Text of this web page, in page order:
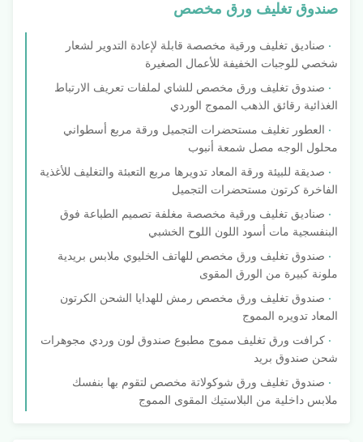
صندوق تغليف ورق مخصص
صناديق تغليف ورقية مخصصة قابلة لإعادة التدوير لشعار
شخصي للوجبات الخفيفة للأعمال الصغيرة
صندوق تغليف ورق مخصص للشاي لملفات تعريف الارتباط
الغذائية رقائق الذهب المموج الوردي
العطور تغليف مستحضرات التجميل ورقة مربع أسطواني
محلول الوجه مصل شمعة أنبوب
صديقة للبيئة ورقة المعاد تدويرها مربع التعبئة والتغليف للأغذية
الفاخرة كرتون مستحضرات التجميل
صناديق تغليف ورقية مخصصة مغلفة تصميم الطباعة فوق
البنفسجية مات أسود اللون اللوح الخشبي
صندوق تغليف ورق مخصص للهاتف الخليوي ملابس بريدية
ملونة كبيرة من الورق المقوى
صندوق تغليف ورق مخصص رمش للهدايا الشحن الكرتون
المعاد تدويره المموج
كرافت ورق تغليف مموج مطبوع صندوق لون وردي مجوهرات
شحن صندوق بريد
صندوق تغليف ورق شوكولاتة مخصص لتقوم بها بنفسك
ملابس داخلية من البلاستيك المقوى المموج